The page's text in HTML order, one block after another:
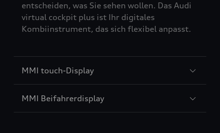
entscheiden, was Sie sehen wollen. Das Audi
virtual cockpit plus ist Ihr digitales
Kombiinstrument, das sich flexibel anpasst.
MMI touch-Display
MMI Beifahrerdisplay